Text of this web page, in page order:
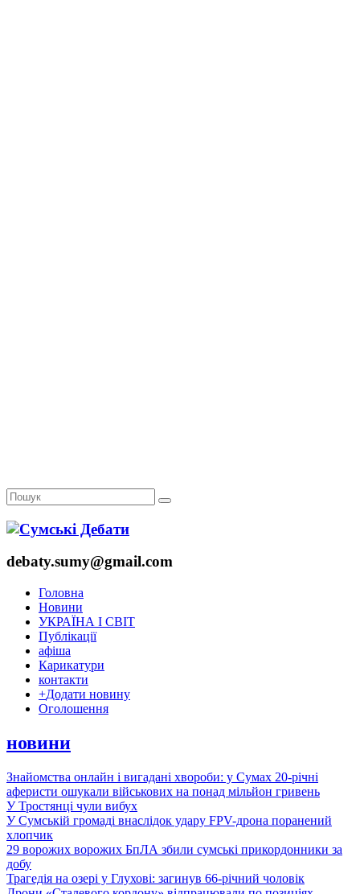
debaty.sumy@gmail.com
Головна
Новини
УКРАЇНА І СВІТ
Публікації
афіша
Карикатури
контакти
+Додати новину
Оголошення
новини
Знайомства онлайн і вигадані хвороби: у Сумах 20-річні
аферисти ошукали військових на понад мільйон гривень
У Тростянці чули вибух
У Сумській громаді внаслідок удару FPV-дрона поранений
хлопчик
29 ворожих ворожих БпЛА збили сумські прикордонники за
добу
Трагедія на озері у Глухові: загинув 66-річний чоловік